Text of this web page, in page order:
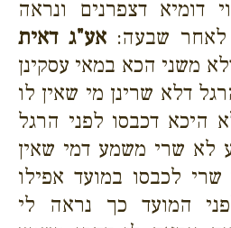
דומיא דצפרנים ונראה
לאחר שבעה:אע"ג דאית
משני הכא במאי עסקינן
דלא שרינן מי שאין לו
היכא דכבסו לפני הרגל
לא שרי משמע דמי שאין
לכבסו במועד אפילו
המועד כך נראה לי